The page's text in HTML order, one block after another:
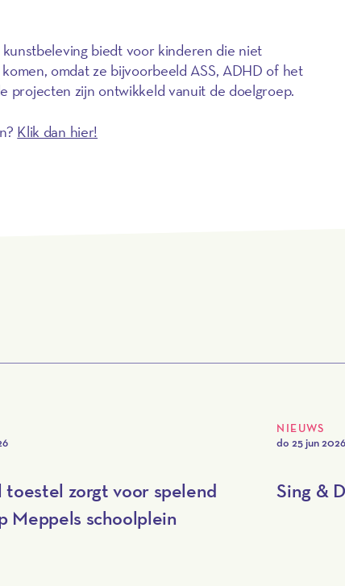
biedt voor kinderen die niet
omdat ze bijvoorbeeld ASS, ADHD of het
projecten zijn ontwikkeld vanuit de doelgroep.
Klik dan hier!
toestel zorgt voor spelend
Meppels schoolplein
NIEUWS
do 25 jun 2026
Sing &